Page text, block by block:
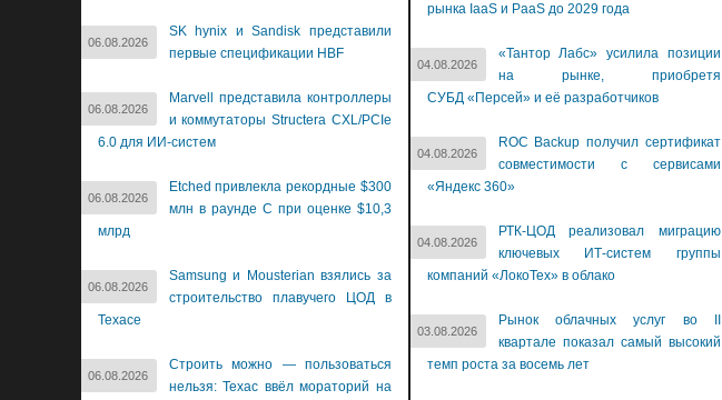
06.08.2026
SK hynix и Sandisk представили
первые спецификации HBF
06.08.2026
Marvell представила контроллеры
и коммутаторы Structera CXL/PCIe
6.0 для ИИ-систем
06.08.2026
Etched привлекла рекордные $300
млн в раунде C при оценке $10,3
млрд
06.08.2026
Samsung и Mousterian взялись за
строительство плавучего ЦОД в
Техасе
06.08.2026
Строить можно — пользоваться
нельзя: Техас ввёл мораторий на
рынка IaaS и PaaS до 2029 года
04.08.2026
«Тантор Лабс» усилила позиции
на рынке, приобретя
СУБД «Персей» и её разработчиков
04.08.2026
ROC Backup получил сертификат
совместимости с сервисами
«Яндекс 360»
04.08.2026
РТК-ЦОД реализовал миграцию
ключевых ИТ-систем группы
компаний «ЛокоТех» в облако
03.08.2026
Рынок облачных услуг во II
квартале показал самый высокий
темп роста за восемь лет